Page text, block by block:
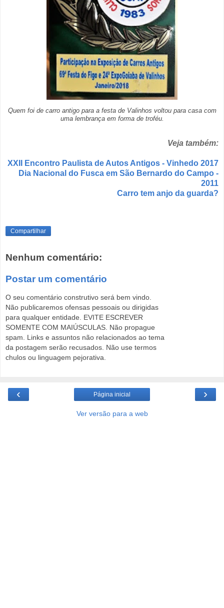
Quem foi de carro antigo para a festa de Valinhos voltou para casa com
uma lembrança em forma de troféu.
Veja também:
XXII Encontro Paulista de Autos Antigos - Vinhedo 2017
Dia Nacional do Fusca em São Bernardo do Campo -
2011
Carro tem anjo da guarda?
Compartilhar
Nenhum comentário:
Postar um comentário
O seu comentário construtivo será bem vindo.
Não publicaremos ofensas pessoais ou dirigidas
para qualquer entidade. EVITE ESCREVER
SOMENTE COM MAIÚSCULAS. Não propague
spam. Links e assuntos não relacionados ao tema
da postagem serão recusados. Não use termos
chulos ou linguagem pejorativa.
‹ ›
Página inicial
Ver versão para a web